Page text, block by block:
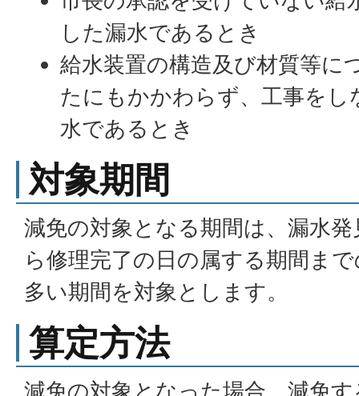
した漏水であるとき
給水装置の構造及び材質等に
たにもかかわらず、工事を
水であるとき
対象期間
減免の対象となる期間は、漏水
ら修理完了の日の属する期間ま
多い期間を対象とします。
算定方法